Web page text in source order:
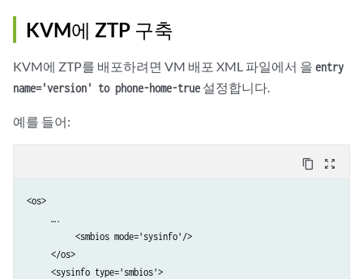
KVM에 ZTP 구축
KVM에 ZTP를 배포하려면 VM 배포 XML 파일에서 을 entry
name='version' to phone-home-true 설정합니다.
예를 들어:
content_copy zoom_out_map
<os>
     ….
          <smbios mode='sysinfo'/>
     </os>
     <sysinfo type='smbios'>